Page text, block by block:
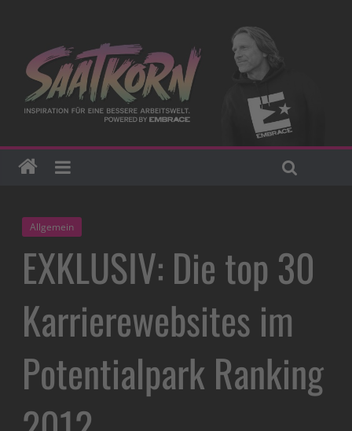
Allgemein
EXKLUSIV: Die top 30
Karrierewebsites im
Potentialpark Ranking